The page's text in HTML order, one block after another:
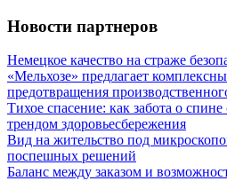
Новости партнеров
Немецкое качество на страже
«Мельхозе» предлагает
предотвращения
Тихое спасение: как забота о
трендом здоровьесбережения
Вид на жительство под
поспешных решений
Баланс между заказом и